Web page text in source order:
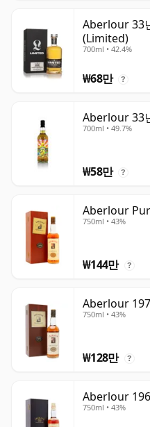
Aberlour 33
(Limited)
700ml • 42.4%
₩68만 ?
Aberlour 33
700ml • 49.7%
₩58만 ?
Aberlour
750ml • 43%
₩144만 ?
Aberlour
750ml • 43%
₩128만 ?
Aberlour
750ml • 43%